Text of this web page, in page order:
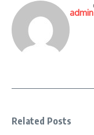
admin
Related Posts